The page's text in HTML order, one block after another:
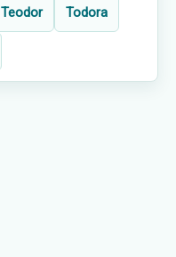
Teodor Todora